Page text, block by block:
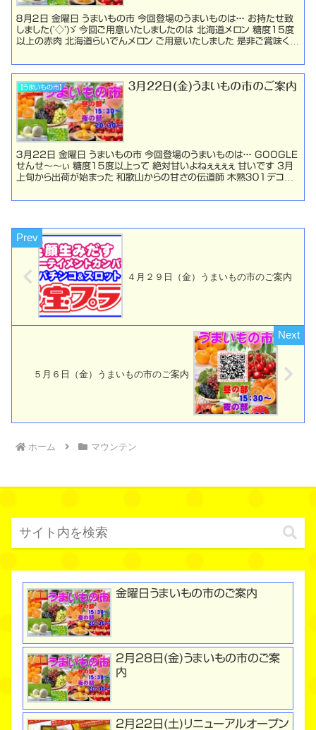
８月２日 金曜日 うまいもの市 今回登場のうまいものは・・・ お持たせ致
しました('◇')ゞ 今回ご用意いたしましたのは 北海道メロン 糖度15度
以上の赤肉 北海道らいでんメロン ご用意いたしました 是非ご賞味くだ
【うまいもの市】 ３月22日(金)うまいもの市のご案内
３月22日 金曜日 うまいもの市 今回登場のうまいものは・・・ GOOGLE
せんせ～～ぃ 糖度１５度以上って 絶対甘いよねぇぇぇぇ 甘いです 3月
上旬から出荷が始まった 和歌山からの甘さの伝道師 木熟３０１デコポ
４月２９日（金）うまいもの市のご案内
５月６日（金）うまいもの市のご案内
ホーム マウンテン
金曜日うまいもの市のご案内
２月２8日(金)うまいもの市のご案
内
２月２２日(土)リニューアルオープン